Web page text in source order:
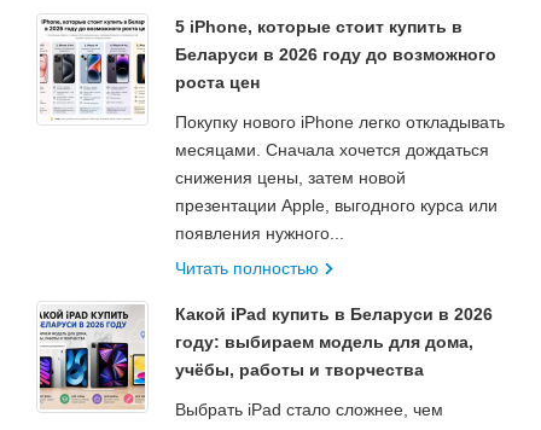
5 iPhone, которые стоит купить в
Беларуси в 2026 году до возможного
роста цен
Покупку нового iPhone легко откладывать
месяцами. Сначала хочется дождаться
снижения цены, затем новой
презентации Apple, выгодного курса или
появления нужного...
Читать полностью
Какой iPad купить в Беларуси в 2026
году: выбираем модель для дома,
учёбы, работы и творчества
Выбрать iPad стало сложнее, чем